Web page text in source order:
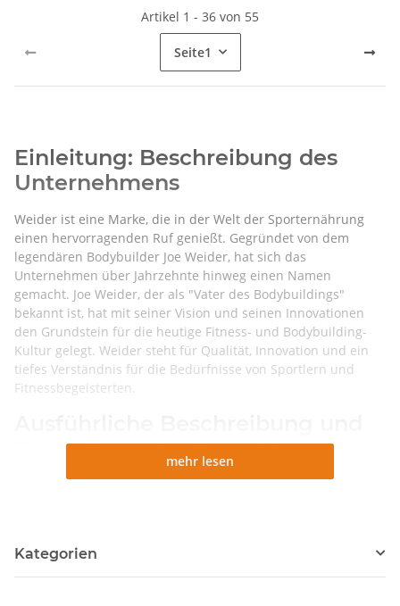
Artikel 1 - 36 von 55
Seite1
Einleitung: Beschreibung des
Unternehmens
Weider ist eine Marke, die in der Welt der Sporternährung
einen hervorragenden Ruf genießt. Gegründet von dem
legendären Bodybuilder Joe Weider, hat sich das
Unternehmen über Jahrzehnte hinweg einen Namen
gemacht. Joe Weider, der als "Vater des Bodybuildings"
bekannt ist, hat mit seiner Vision und seinen Innovationen
den Grundstein für die heutige Fitness- und Bodybuilding-
Kultur gelegt. Weider steht für Qualität, Innovation und ein
tiefes Verständnis für die Bedürfnisse von Sportlern und
Fitnessbegeisterten.
Darstellung der Produkte
Das Sortiment von Weider bietet eine breite Palette an
das passende Produkt für Dich. Hier sind einige der
herausragenden Kategorien und Produkte:
mehr lesen
Kategorien